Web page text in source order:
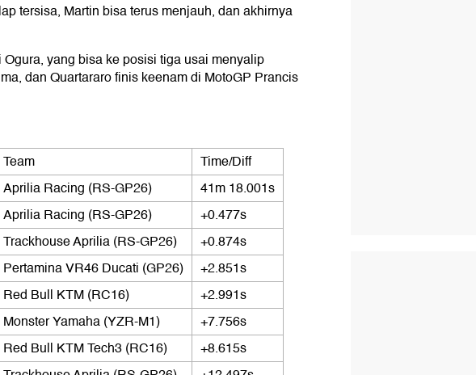
tersisa, Martin bisa terus menjauh, dan akhirnya
yang bisa ke posisi tiga usai menyalip
dan Quartararo finis keenam di MotoGP Prancis
Team
Time/Diff
Aprilia Racing (RS-GP26)
41m 18.001s
Aprilia Racing (RS-GP26)
+0.477s
Trackhouse Aprilia (RS-GP26)
+0.874s
Pertamina VR46 Ducati (GP26)
+2.851s
Red Bull KTM (RC16)
+2.991s
Monster Yamaha (YZR-M1)
+7.756s
Red Bull KTM Tech3 (RC16)
+8.615s